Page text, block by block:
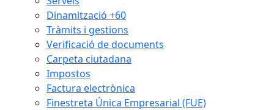
Dinamització +60
Tràmits i gestions
Verificació de documents
Carpeta ciutadana
Impostos
Factura electrònica
Finestreta Única Empresarial (FUE)